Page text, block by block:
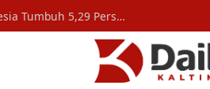
Konsumsi Rumah Tangga Topang Ekonomi Indonesia Tumbuh 5,29 Persen